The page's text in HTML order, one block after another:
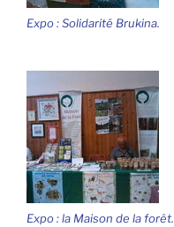
Expo : Solidarité Brukina.
Expo : la Maison de la forêt.